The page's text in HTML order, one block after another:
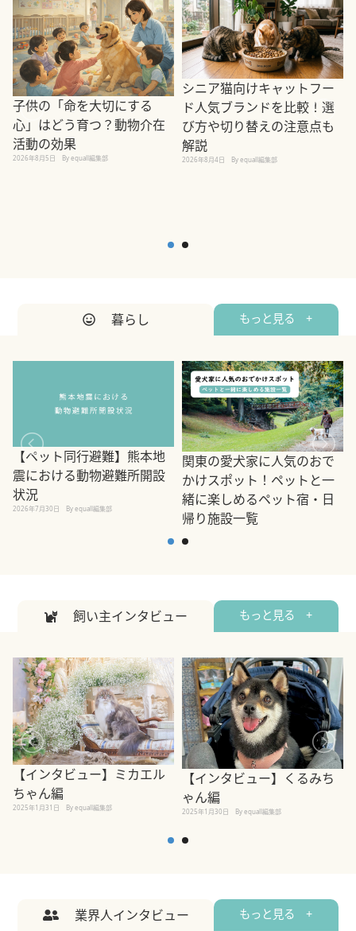
子供の「命を大切にする
心」はどう育つ？動物介在
活動の効果
2026年8月5日 By equall編集部
シニア猫向けキャットフー
ド人気ブランドを比較！選
び方や切り替えの注意点も
解説
2026年8月4日 By equall編集部
暮らし もっと見る +
【ペット同行避難】熊本地
震における動物避難所開設
状況
2026年7月30日 By equall編集部
関東の愛犬家に人気のおで
かけスポット！ペットと一
緒に楽しめるペット宿・日
帰り施設一覧
飼い主インタビュー もっと見る +
【インタビュー】ミカエル
ちゃん編
2025年1月31日 By equall編集部
【インタビュー】くるみち
ゃん編
2025年1月30日 By equall編集部
業界人インタビュー もっと見る +